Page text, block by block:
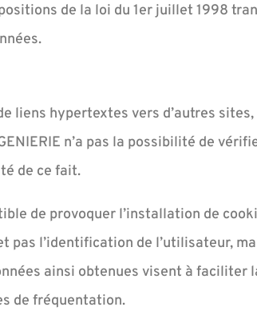
de la loi du 1er juillet 1998
liens hypertextes vers d’autres
n’a pas la possibilité de
de ce fait.
de provoquer l’installation de
pas l’identification de l’utilisateur,
ainsi obtenues visent à
de fréquentation.